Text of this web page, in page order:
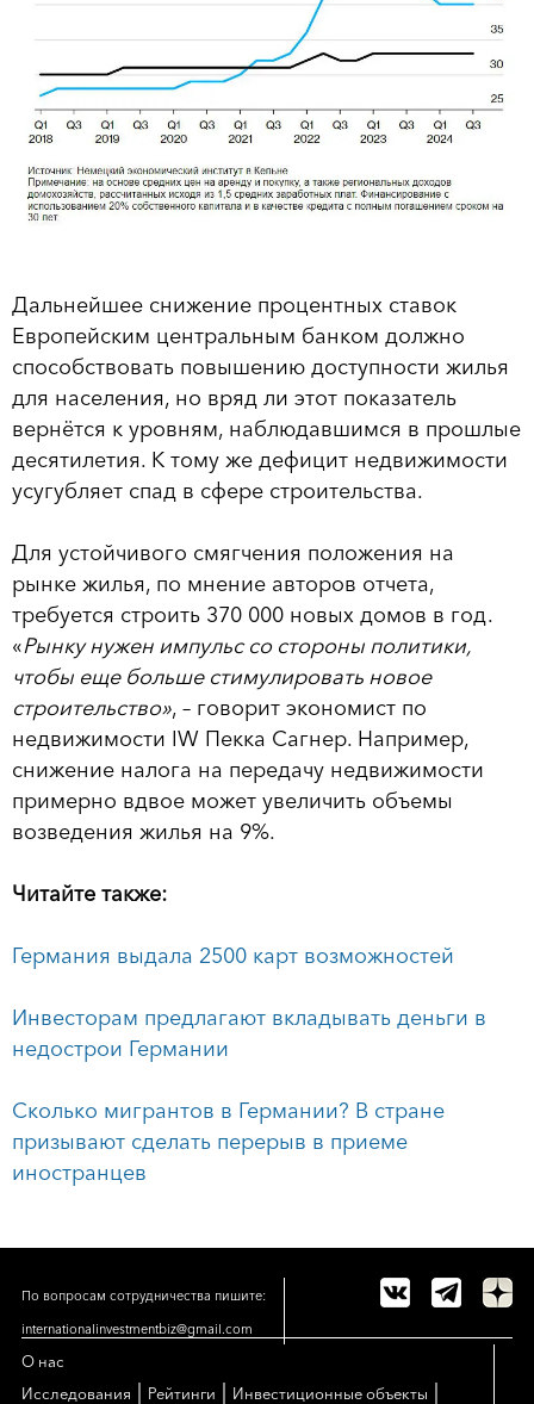
Дальнейшее снижение процентных ставок
Европейским центральным банком должно
способствовать повышению доступности жилья
для населения, но вряд ли этот показатель
вернётся к уровням, наблюдавшимся в прошлые
десятилетия. К тому же дефицит недвижимости
усугубляет спад в сфере строительства.
Для устойчивого смягчения положения на
рынке жилья, по мнение авторов отчета,
требуется строить 370 000 новых домов в год.
«Рынку нужен импульс со стороны политики,
чтобы еще больше стимулировать новое
строительство», – говорит экономист по
недвижимости IW Пекка Сагнер. Например,
снижение налога на передачу недвижимости
примерно вдвое может увеличить объемы
возведения жилья на 9%.
Читайте также:
Германия выдала 2500 карт возможностей
Инвесторам предлагают вкладывать деньги в
недострои Германии
Сколько мигрантов в Германии? В стране
призывают сделать перерыв в приеме
иностранцев
По вопросам сотрудничества пишите:
internationalinvestmentbiz@gmail.com
О нас
Исследования
Рейтинги Инвестиционные объекты